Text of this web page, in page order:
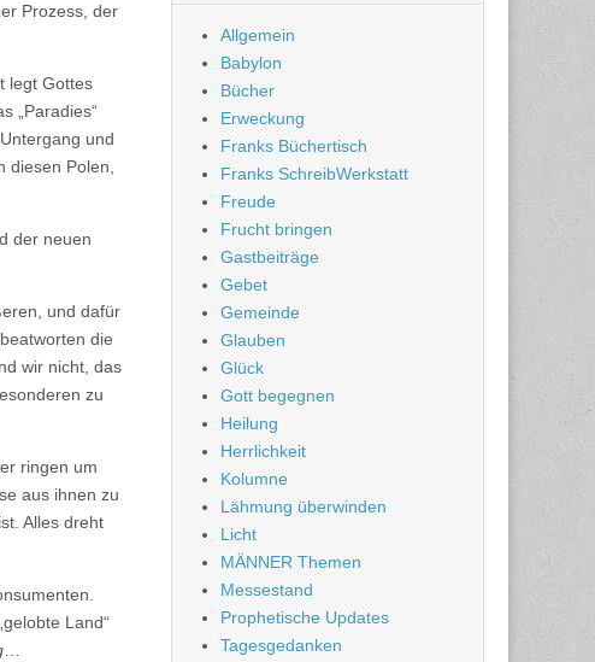
Prozess, der
legt Gottes
„Paradies“
und
Polen,
der neuen
und dafür
die
wir nicht, das
zu
ringen um
aus ihnen zu
Alles dreht
Land“
Allgemein
Babylon
Bücher
Erweckung
Franks Büchertisch
Franks SchreibWerkstatt
Freude
Frucht bringen
Gastbeiträge
Gebet
Gemeinde
Glauben
Glück
Gott begegnen
Heilung
Herrlichkeit
Kolumne
Lähmung überwinden
Licht
MÄNNER Themen
Messestand
Prophetische Updates
Tagesgedanken